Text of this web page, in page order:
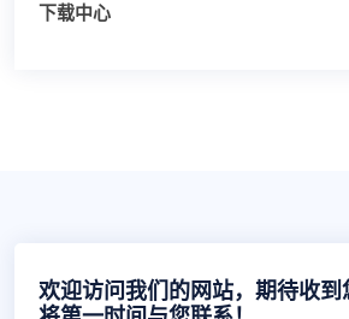
下载中心
欢迎访问我们的网站，期待收到